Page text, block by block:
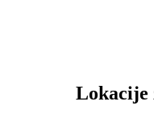
Lokacije